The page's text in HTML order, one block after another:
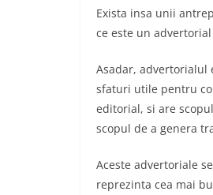
Exista insa unii
ce este un
Asadar, advertorialul
sfaturi utile pentru
editorial, si are
scopul de a genera
Aceste advertoriale
reprezinta cea mai